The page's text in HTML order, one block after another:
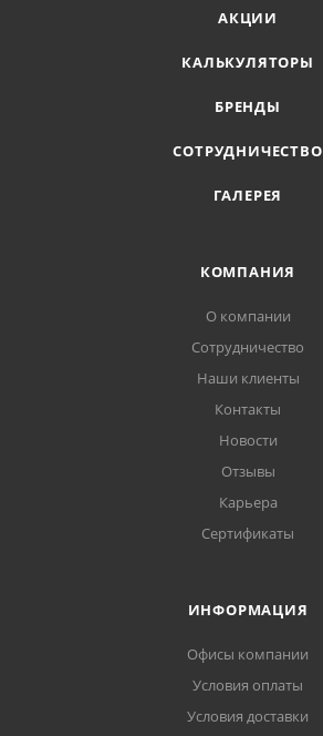
АКЦИИ
КАЛЬКУЛЯТОРЫ
БРЕНДЫ
СОТРУДНИЧЕСТВО
ГАЛЕРЕЯ
КОМПАНИЯ
О компании
Сотрудничество
Наши клиенты
Контакты
Новости
Отзывы
Карьера
Сертификаты
ИНФОРМАЦИЯ
Офисы компании
Условия оплаты
Условия доставки